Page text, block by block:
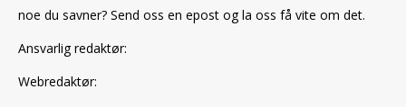
noe du savner? Send oss en epost og la oss få vite om det.
Ansvarlig redaktør:
Webredaktør: